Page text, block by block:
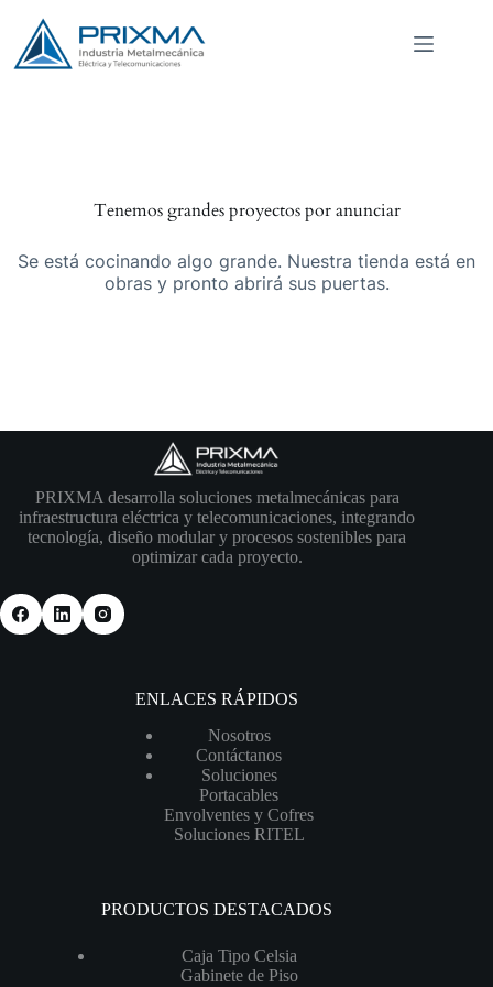
contenido
Tenemos grandes proyectos por anunciar
Se está cocinando algo grande. Nuestra tienda está en
obras y pronto abrirá sus puertas.
PRIXMA desarrolla soluciones metalmecánicas para
infraestructura eléctrica y telecomunicaciones, integrando
tecnología, diseño modular y procesos sostenibles para
optimizar cada proyecto.
ENLACES RÁPIDOS
Nosotros
Contáctanos
Soluciones
Portacables
Envolventes y Cofres
Soluciones RITEL
PRODUCTOS DESTACADOS
Caja Tipo Celsia
Gabinete de Piso